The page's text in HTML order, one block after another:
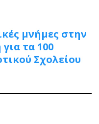
μνήμες στην
τα 100
Σχολείου